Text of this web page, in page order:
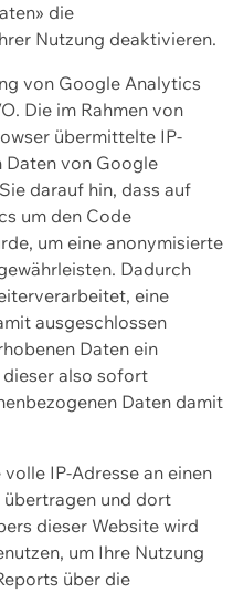
die
Nutzung deaktivieren.
von Google Analytics
Die im Rahmen von
übermittelte IP-
Daten von Google
darauf hin, dass auf
um den Code
um eine anonymisierte
Dadurch
eine
ausgeschlossen
Daten ein
dieser also sofort
Daten damit
IP-Adresse an einen
übertragen und dort
dieser Website wird
um Ihre Nutzung
über die